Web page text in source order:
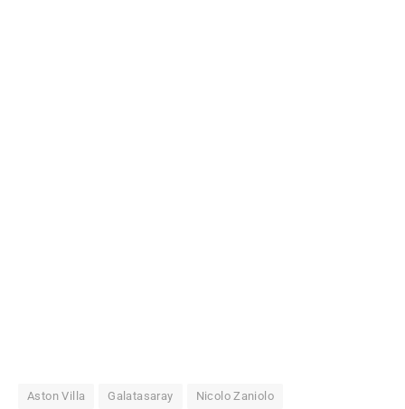
Aston Villa Galatasaray Nicolo Zaniolo